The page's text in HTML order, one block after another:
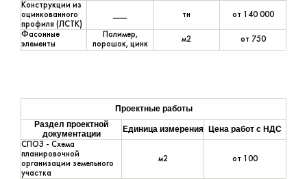
Конструкции из
оцинкованного
профиля (ЛСТК)
тн от 140 000
Фасонные
элементы
Полимер,
порошок, цинк
м2 от 750
Проектные работы
Раздел проектной
документации
Единица измерения Цена работ с НДС
СПОЗ - Схема
планировочной
организации земельного
участка
м2 от 100